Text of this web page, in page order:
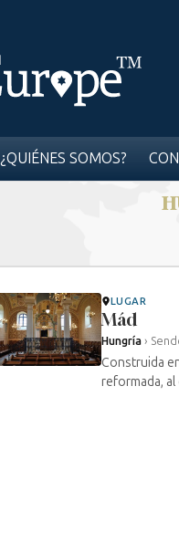
¿QUIÉNES SOMOS?
LUGAR
Mád
Hungría ›
Construida
reformada,